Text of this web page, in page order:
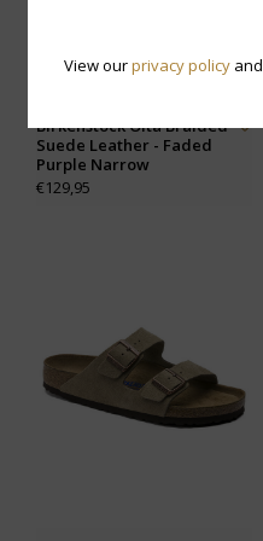
Birkenstock Oita Braided
Suede Leather - Faded
Purple Narrow
€129,95
View ourprivacy policyand